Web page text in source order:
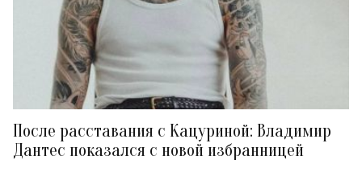
После расставания с Кацуриной: Владимир
Дантес показался с новой избранницей